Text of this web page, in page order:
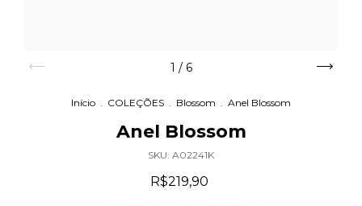
1 / 6
Início COLEÇÕES Blossom Anel Blossom
Anel Blossom
SKU: A02241K
R$219,90